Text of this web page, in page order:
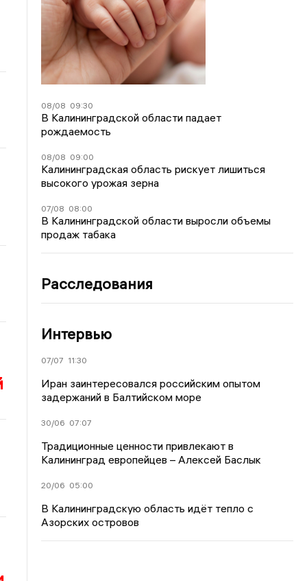
08/08 09:30
В Калининградской области падает
рождаемость
08/08 09:00
Калининградская область рискует лишиться
высокого урожая зерна
07/08 08:00
В Калининградской области выросли объемы
продаж табака
Расследования
Интервью
07/07 11:30
Иран заинтересовался российским опытом
задержаний в Балтийском море
30/06 07:07
Традиционные ценности привлекают в
Калининград европейцев – Алексей Баслык
20/06 05:00
В Калининградскую область идёт тепло с
Азорских островов